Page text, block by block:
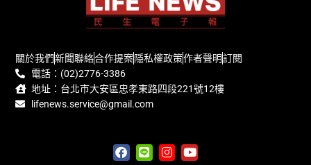
關於我們新聞聯絡合作提案隱私權政策作者聲明訂閱
電話：(02)2776-3386
地址：台北市大安區忠孝東路四段221號12樓
lifenews.service@gmail.com